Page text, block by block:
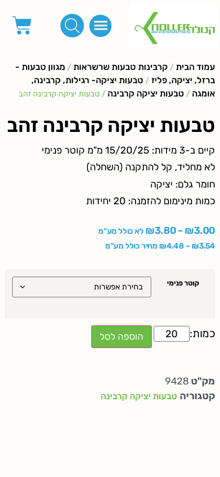
עמוד הבית / קרבינות טבעות שרשראות / מגוון טבעות -
ברזל, יציקה, פליז / טבעות יציקה- רגילות, קרבינה,
אומגה / טבעות יציקה קרבינה / טבעות יציקה קרבינה זהב
טבעות יציקה קרבינה זהב
קיים ב-3 מידות: 15/20/25 מ"מ קוטר פנימי
לא מחליד, קל להתקנה (השחלה)
חומר גלם: יציקה
כמות מינימום להזמנה: 20 יחידות
₪3.00
–
₪3.80
לא כולל מע"מ
₪3.54
–
₪4.48 מחיר כולל מע"מ
קוטר פנימי
הוספה לסל
מק"ט 9428
קטגוריה טבעות יציקה קרבינה